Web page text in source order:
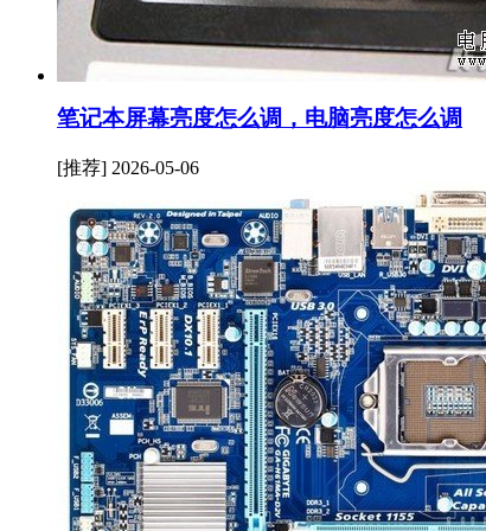
笔记本屏幕亮度怎么调，电脑亮度怎么调
[推荐] 2026-05-06